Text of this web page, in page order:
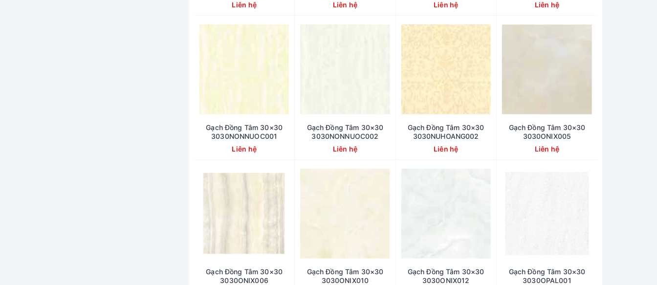
Liên hệ
Liên hệ
Liên hệ
Liên hệ
Gạch Đồng Tâm 30×30
3030NONNUOC001
Liên hệ
Gạch Đồng Tâm 30×30
3030NONNUOC002
Liên hệ
Gạch Đồng Tâm 30×30
3030NUHOANG002
Liên hệ
Gạch Đồng Tâm 30×30
3030ONIX005
Liên hệ
Gạch Đồng Tâm 30×30
3030ONIX006
Gạch Đồng Tâm 30×30
3030ONIX010
Gạch Đồng Tâm 30×30
3030ONIX012
Gạch Đồng Tâm 30×30
3030OPAL001